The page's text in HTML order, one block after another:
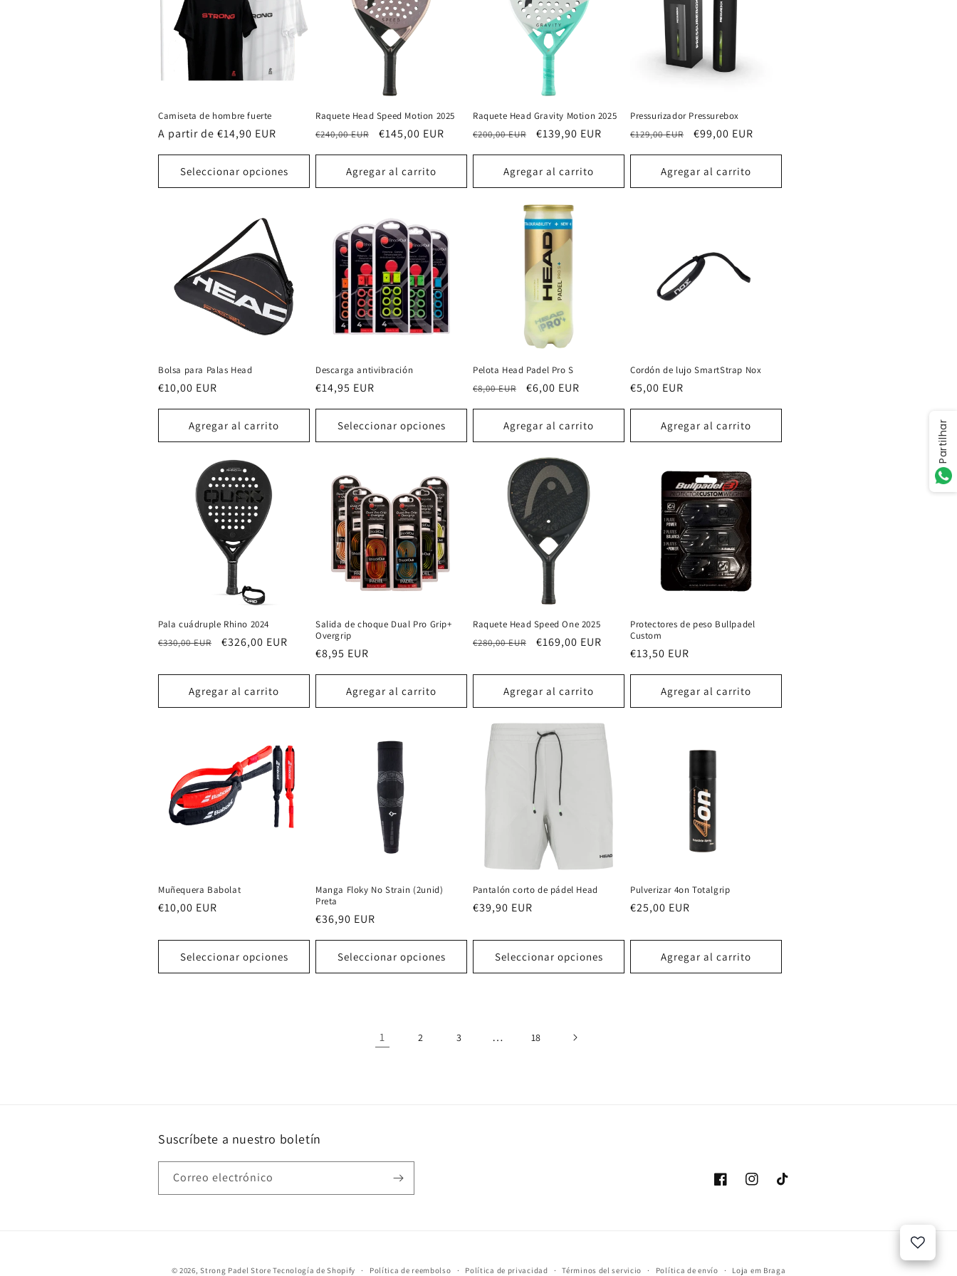
Camiseta de hombre fuerte
Precio
A partir de €14,90 EUR
Seleccionar opciones
Raquete Head Speed Motion 2025
Precio
€240,00 EUR
Precio
oferta
€145,00 EUR
Agregar al carrito
Raquete Head Gravity Motion 2025
Precio
€200,00 EUR
Precio
oferta
€139,90 EUR
Agregar al carrito
Pressurizador Pressurebox
Precio
€129,00 EUR
Precio
oferta
€99,00 EUR
Agregar al carrito
Bolsa para Palas Head
Precio
€10,00 EUR
Agregar al carrito
Descarga antivibración
Precio
€14,95 EUR
Seleccionar opciones
Pelota Head Padel Pro S
Precio
€8,00 EUR
Precio
oferta
€6,00 EUR
Agregar al carrito
Cordón de lujo SmartStrap Nox
Precio
€5,00 EUR
Agregar al carrito
Pala cuádruple Rhino 2024
Precio
€330,00 EUR
Precio
oferta
€326,00 EUR
Agregar al carrito
Salida de choque Dual Pro Grip+
Overgrip
Precio
€8,95 EUR
Agregar al carrito
Raquete Head Speed One 2025
Precio
€280,00 EUR
Precio
oferta
€169,00 EUR
Agregar al carrito
Protectores de peso Bullpadel
Custom
Precio
€13,50 EUR
Agregar al carrito
Muñequera Babolat
Precio
€10,00 EUR
Seleccionar opciones
Manga Floky No Strain (2unid)
Preta
Precio
€36,90 EUR
Seleccionar opciones
Pantalón corto de pádel Head
Precio
€39,90 EUR
Seleccionar opciones
Pulverizar 4on Totalgrip
Precio
€25,00 EUR
Agregar al carrito
1 2 3 … 18
Suscríbete a nuestro boletín
Correo electrónico
FacebookInstagramTikTok
© 2026,Strong Padel Store Tecnología de Shopify Política de reembolso Política de privacidad Términos del servicio Política de envío Loja em Braga
Partilhar